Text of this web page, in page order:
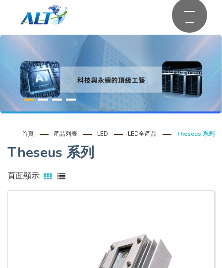
首頁 產品列表 LED LED全產品 Theseus 系列
Theseus 系列
頁面顯示: